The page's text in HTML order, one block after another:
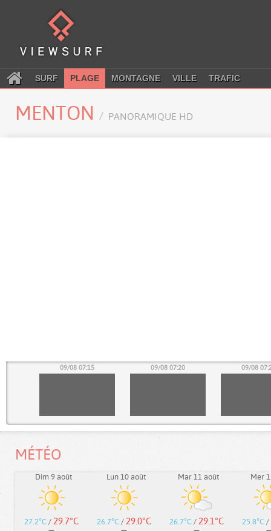
SURF PLAGE MONTAGNE VILLE TRAFIC
MENTON PANORAMIQUE HD
09/08 07:15 09/08 07:20 09/08
MÉTÉO
Dim 9 août
27.2°C / 29.7°C
Lun 10 août
26.7°C / 29.0°C
Mar 11 août
26.7°C / 29.1°C
Mer
25.8°C /